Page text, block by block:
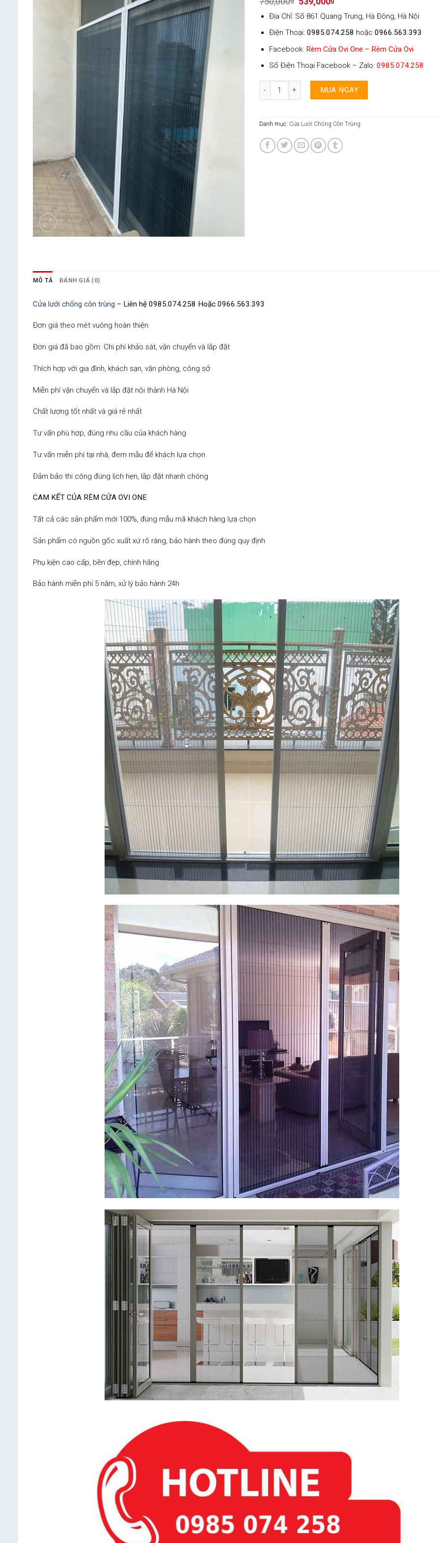
price
was:
750,000₫.
is:
539,000₫.
Địa Chỉ: Số 861 Quang Trung, Hà Đông, Hà Nội
Điện Thoại: 0985.074.258 hoặc 0966.563.393
Facebook: Rèm Cửa Ovi One – Rèm Cửa Ovi
Số Điện Thoại Facebook – Zalo: 0985.074.258
Cửa lưới chống côn trùng - 009 số lượng
MUA NGAY
Danh mục: Cửa Lưới Chống Côn Trùng
MÔ TẢ ĐÁNH GIÁ (0)
Cửa lưới chống côn trùng – Liên hệ 0985.074.258 Hoặc 0966.563.393
Đơn giá theo mét vuông hoàn thiện.
Đơn giá đã bao gồm: Chi phí khảo sát, vận chuyển và lắp đặt
Thích hợp với gia đình, khách sạn, văn phòng, công sở
Miễn phí vận chuyển và lắp đặt nội thành Hà Nội
Chất lượng tốt nhất và giá rẻ nhất
Tư vấn phù hợp, đúng nhu cầu của khách hàng
Tư vấn miễn phí tại nhà, đem mẫu để khách lựa chọn
Đảm bảo thi công đúng lịch hẹn, lắp đặt nhanh chóng
CAM KẾT CỦA RÈM CỬA OVI ONE
Tất cả các sản phẩm mới 100%, đúng mẫu mã khách hàng lựa chọn
Sản phẩm có nguồn gốc xuất xứ rõ ràng, bảo hành theo đúng quy định
Phụ kiện cao cấp, bền đẹp, chính hãng
Bảo hành miễn phí 5 năm, xử lý bảo hành 24h